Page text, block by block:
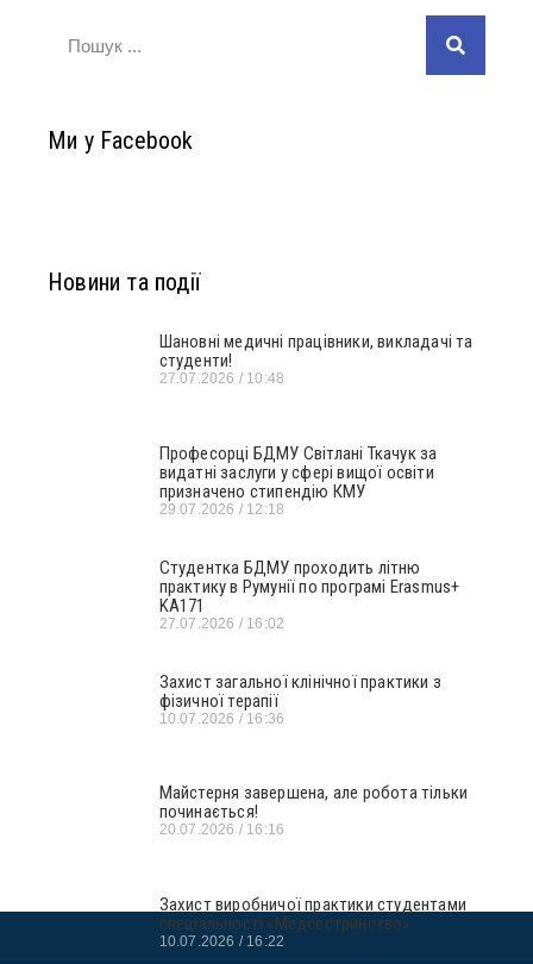
Ми у Facebook
Новини та події
Шановні медичні працівники, викладачі та
студенти!
27.07.2026 10:48
Професорці БДМУ Світлані Ткачук за
видатні заслуги у сфері вищої освіти
призначено стипендію КМУ
29.07.2026 12:18
Студентка БДМУ проходить літню
практику в Румунії по програмі Erasmus+
KA171
27.07.2026 16:02
Захист загальної клінічної практики з
фізичної терапії
10.07.2026 16:36
Майстерня завершена, але робота тільки
починається!
20.07.2026 16:16
Захист виробничої практики студентами
спеціальності «Медсестринство»
10.07.2026 16:22